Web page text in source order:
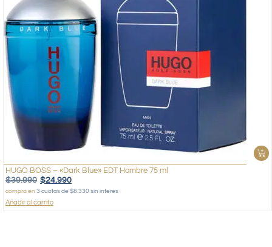
HUGO BOSS – «Dark Blue» EDT Hombre 75 ml
$39.990 $24.990
compra en 3 cuotas de $8.330 sin interés
Añadir al carrito